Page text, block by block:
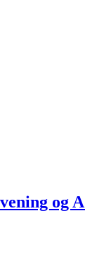
og